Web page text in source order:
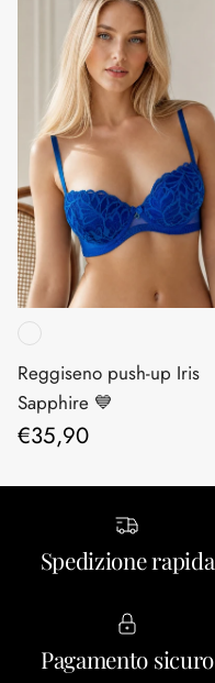
Reggiseno push-up Iris
Sapphire 💙
Prezzo normale
€35,90
Spedizione rapida
Pagamento sicuro